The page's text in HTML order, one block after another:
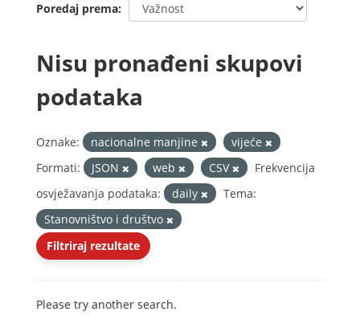
Poredaj prema
Nisu pronađeni skupovi
podataka
Oznake: nacionalne manjine
vijeće
Formati:
JSON web CSV
Frekvencija
osvježavanja podataka:
daily
Tema:
Stanovništvo i društvo
Filtriraj rezultate
Please try another search.